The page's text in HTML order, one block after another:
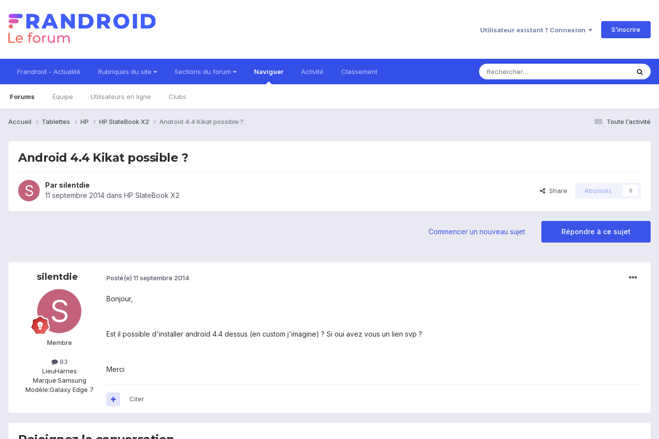
Utilisateur existant ? Connexion S’inscrire
Frandroid - Actualité Rubriques du site Sections du forum Naviguer
Forums Équipe Utilisateurs en ligne Clubs
Activité Classement
Toute l’activité
Accueil Tablettes HP HP SlateBook X2 Android 4.4 Kikat possible ?
Android 4.4 Kikat possible ?
Par silentdie
11 septembre 2014 dans HP SlateBook X2
Share Abonnés 0
Répondre à ce sujet
Commencer un nouveau sujet
silentdie
Membre
83
LieuHarnes
Marque:Samsung
Modèle:Galaxy Edge 7
Posté(e) 11 septembre 2014
Bonjour,
Est il possible d'installer android 4.4 dessus (en custom j'imagine) ? Si oui avez vous un lien svp ?
Merci
Citer